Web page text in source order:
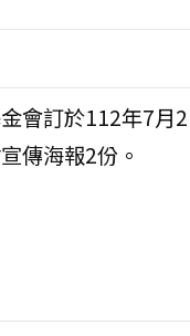
會訂於112年7
傳海報2份。